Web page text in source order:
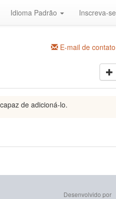
Idioma Padrão Inscreva-se
E-mail de contato
de adicioná-lo.
Desenvolvido por